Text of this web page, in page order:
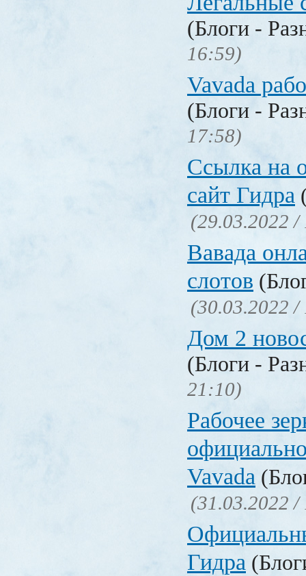
(Блоги -
16:59)
Vavada
(Блоги -
17:58)
Ссылка на
сайт Гидра
(29.03.2022 /
Вавада
слотов
(30.03.2022 /
Дом 2
(Блоги -
21:10)
Рабочее
Vavada
(31.03.2022 /
Гидра